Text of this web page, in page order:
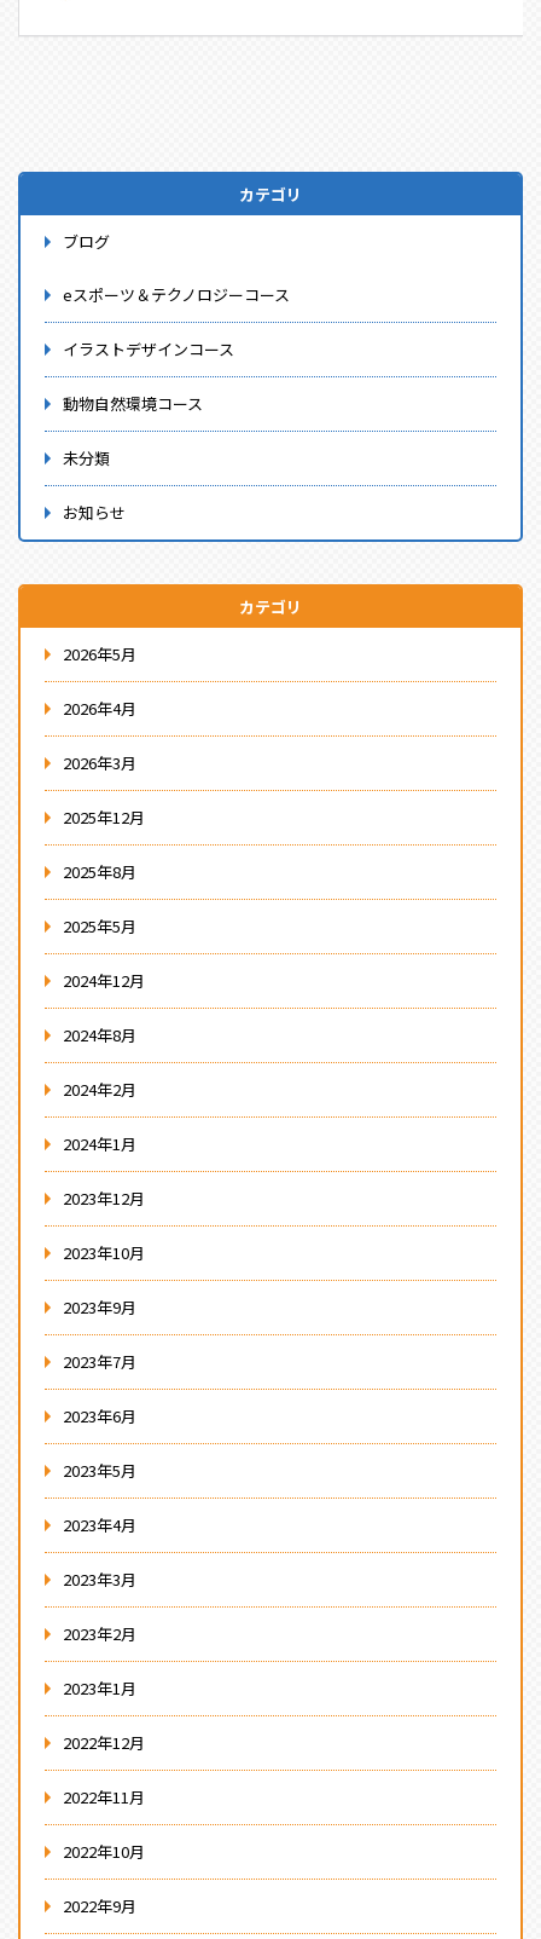
カテゴリ
ブログ
eスポーツ＆テクノロジーコース
イラストデザインコース
動物自然環境コース
未分類
お知らせ
カテゴリ
2026年5月
2026年4月
2026年3月
2025年12月
2025年8月
2025年5月
2024年12月
2024年8月
2024年2月
2024年1月
2023年12月
2023年10月
2023年9月
2023年7月
2023年6月
2023年5月
2023年4月
2023年3月
2023年2月
2023年1月
2022年12月
2022年11月
2022年10月
2022年9月